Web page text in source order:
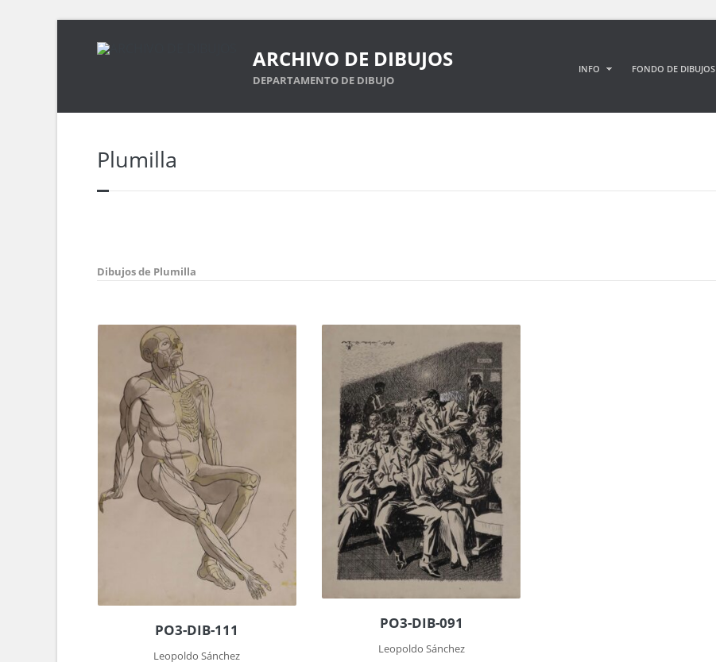
ARCHIVO DE DIBUJOS
DEPARTAMENTO DE DIBUJO
INFO FONDO DE DIBUJOS
Plumilla
Dibujos de Plumilla
PO3-DIB-111
Leopoldo Sánchez
PO3-DIB-091
Leopoldo Sánchez